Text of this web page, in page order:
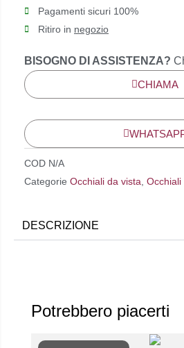
Pagamenti sicuri 100%
Ritiro in negozio
BISOGNO DI ASSISTENZA?
CHIAMA
COD N/A
Categorie Occhiali da vista Occhiali
DESCRIZIONE
Potrebbero piacerti